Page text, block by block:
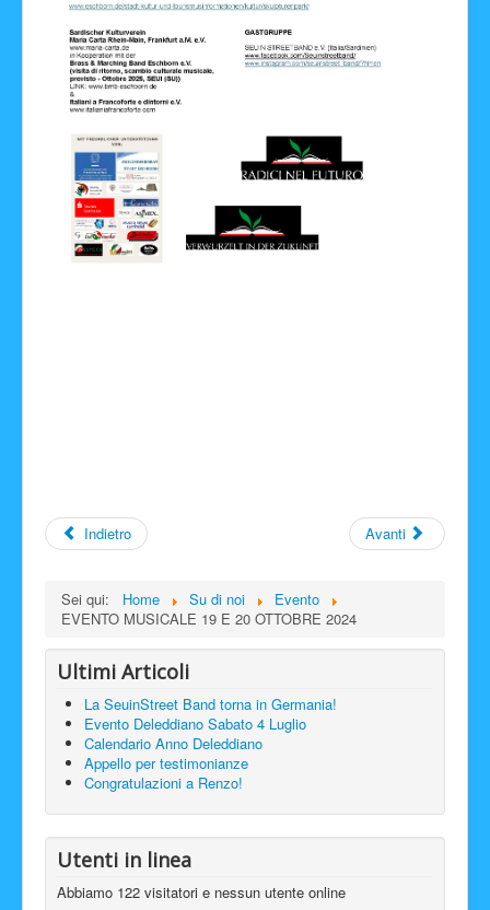
Indietro Avanti
Sei qui: Home Su di noi
Evento
EVENTO MUSICALE 19 E 20 OTTOBRE 2024
Ultimi Articoli
La SeuinStreet Band torna in Germania!
Evento Deleddiano Sabato 4 Luglio
Calendario Anno Deleddiano
Appello per testimonianze
Congratulazioni a Renzo!
Utenti in linea
Abbiamo 122 visitatori e nessun utente online